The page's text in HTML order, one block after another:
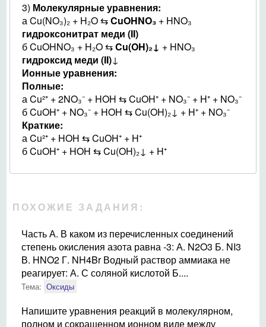
3) Молекулярные уравнения:
а Cu(NO₃)₂ + H₂O ⇆CuOHNO₃ + HNO₃
гидроксонитрат меди (II)
б CuOHNO₃ + H₂O ⇆Cu(OH)₂↓ + HNO₃
гидроксид меди (II)↓
Ионные уравнения:
Полные:
а Cu²⁺ + 2NO₃⁻ + HOH ⇆ CuOH⁺ + NO₃⁻ + H⁺ + NO₃⁻
б CuOH⁺ + NO₃⁻ + HOH ⇆ Cu(OH)₂↓ + H⁺ + NO₃⁻
Краткие:
а Cu²⁺ + HOH ⇆ CuOH⁺ + H⁺
б CuOH⁺ + HOH ⇆ Cu(OH)₂↓ + H⁺
ПОХОЖИЕ ЗАДАНИЯ:
Часть А. В каком из перечисленных соединений
степень окисления азота равна -3: А. N2O3 Б. NI3
В. HNO2 Г. NH4Br Водный раствор аммиака не
реагирует: А. С соляной кислотой Б....
Тема: Оксиды
Напишите уравнения реакций в молекулярном,
полном и сокращенном ионном виде между